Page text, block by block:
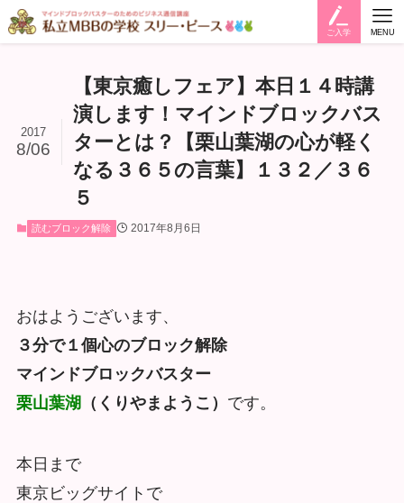
ご入学 MENU
【東京癒しフェア】本日１４時講
演します！マインドブロックバス
ターとは？【栗山葉湖の心が軽く
なる３６５の言葉】１３２／３６
５
2017
8/06
読むブロック解除 2017年8月6日
おはようございます、
３分で１個心のブロック解除
マインドブロックバスター
栗山葉湖 （くりやまようこ） です。
本日まで
東京ビッグサイトで